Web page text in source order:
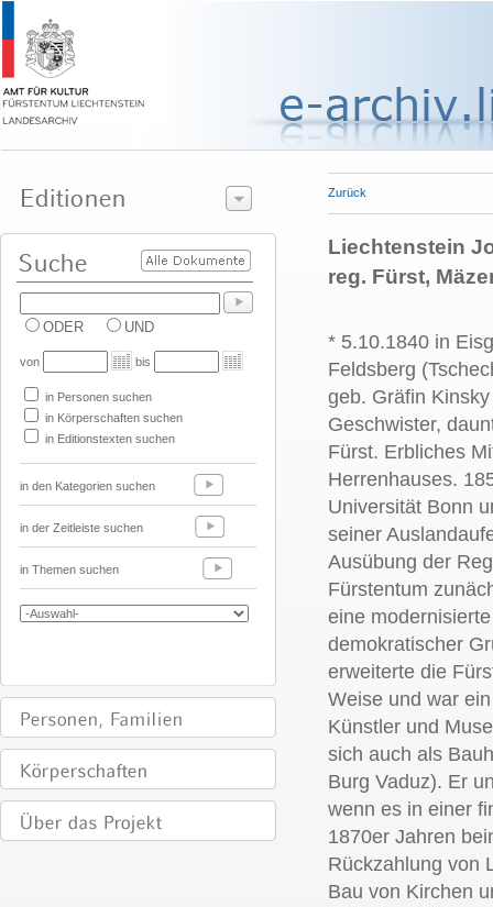
ODER UND
von bis
in Personen suchen
in Körperschaften suchen
in Editionstexten suchen
in den Kategorien suchen
in der Zeitleiste suchen
in Themen suchen
Zurück
Liechtenstein
reg. Fürst,
* 5.10.1840 in
Feldsberg
geb. Gräfin
Geschwister,
Fürst. Erbliches
Herrenhauses.
Universität Bonn
seiner
Ausübung der
Fürstentum
eine
demokratischer
erweiterte die
Weise und war
Künstler und
sich auch als
Burg Vaduz). Er
wenn es in einer
1870er Jahren
Rückzahlung von
Bau von Kirchen